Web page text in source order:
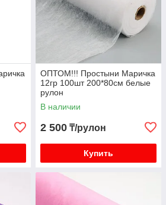
ОПТОМ!!! Простыни Маричка
12гр 100шт 200*80см белые
рулон
В наличии
2 500 ₸/рулон
Купить